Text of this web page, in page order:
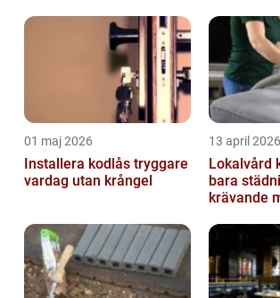
01 maj 2026
Installera kodlås tryggare
vardag utan krångel
13 april 2026
Lokalvård
bara
krävande